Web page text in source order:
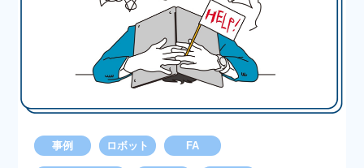
事例 ロボット FA